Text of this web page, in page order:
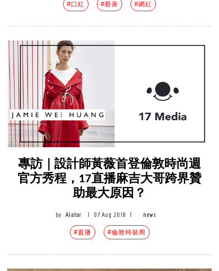
#口紅 #唇膏 #網紅
專訪｜設計師黃薇首登倫敦時尚週
官方秀程，17直播麻吉大哥跨界贊
助最大原因？
by Alator 07 Aug 2018 news
#直播 #倫敦時裝周